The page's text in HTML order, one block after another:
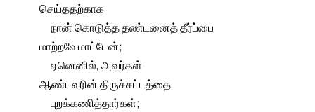
செய்ததற்காக
நான் கொடுத்த தண்டனைத் தீர்ப்பை
மாற்றவேமாட்டேன்;
ஏனெனில், அவர்கள்
ஆண்டவரின் திருச்சட்டத்தை
புறக்கணித்தார்கள்;